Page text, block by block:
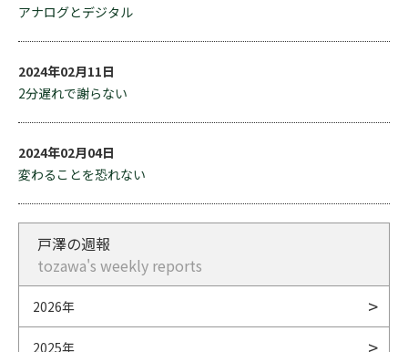
アナログとデジタル
2024年02月11日
2分遅れで謝らない
2024年02月04日
変わることを恐れない
戸澤の週報
tozawa's weekly reports
2026年
2025年